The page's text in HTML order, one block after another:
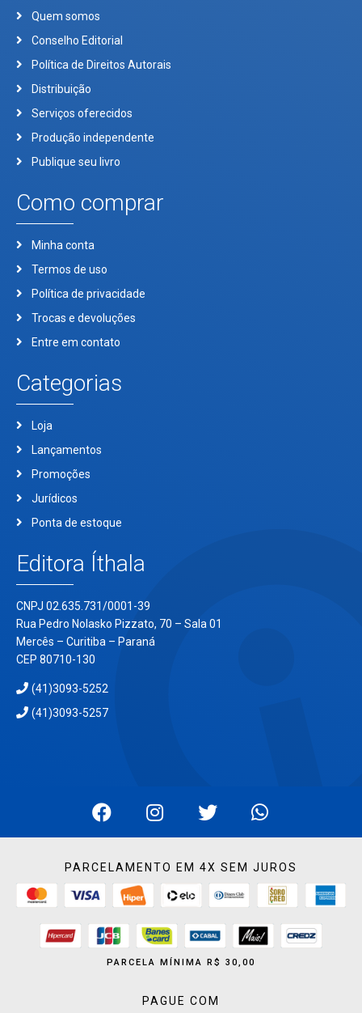
Quem somos
Conselho Editorial
Política de Direitos Autorais
Distribuição
Serviços oferecidos
Produção independente
Publique seu livro
Como comprar
Minha conta
Termos de uso
Política de privacidade
Trocas e devoluções
Entre em contato
Categorias
Loja
Lançamentos
Promoções
Jurídicos
Ponta de estoque
Editora Íthala
CNPJ 02.635.731/0001-39
Rua Pedro Nolasko Pizzato, 70 – Sala 01
Mercês – Curitiba – Paraná
CEP 80710-130
(41)3093-5252
(41)3093-5257
PARCELAMENTO EM 4X SEM JUROS
PARCELA MÍNIMA R$ 30,00
PAGUE COM